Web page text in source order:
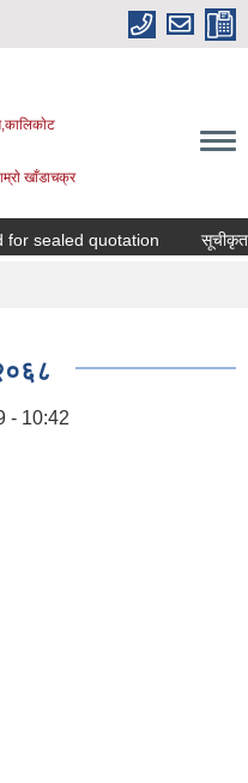
खाँडाचक्र
sealed quotation सूचीकृत
- 10:42